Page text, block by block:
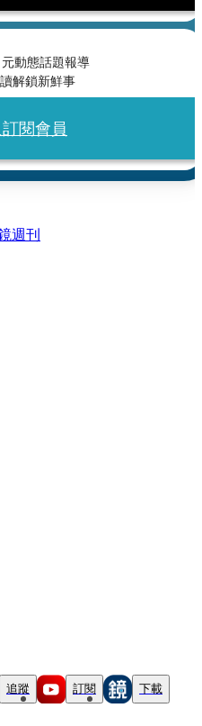
元動態話題報導
解鎖新鮮事
閱會員
週刊
追蹤 訂閱 下載